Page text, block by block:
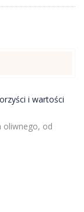
i wartości
oliwnego, od